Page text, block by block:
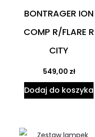
BONTRAGER ION
COMP R/FLARE R
CITY
549,00 zł
Dodaj do koszyka